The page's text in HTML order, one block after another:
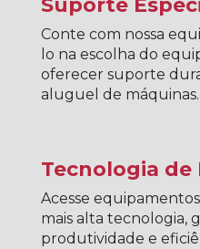
Suporte
Conte com nossa
lo na escolha do
oferecer suporte
aluguel de máquinas.
Tecnologia de
Acesse
mais alta tecnologia,
produtividade e